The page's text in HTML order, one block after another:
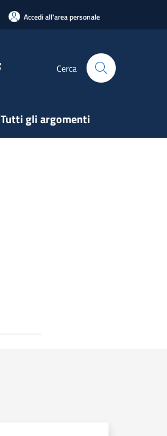
Accedi all'area personale
Cerca
Tutti gli argomenti